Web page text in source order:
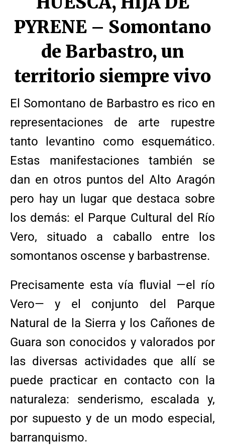
PYRENE – Somontano
de Barbastro, un
territorio siempre vivo
El Somontano de Barbastro es rico en
representaciones de arte rupestre
tanto levantino como esquemático.
Estas manifestaciones también se
dan en otros puntos del Alto Aragón
pero hay un lugar que destaca sobre
los demás: el Parque Cultural del Río
Vero, situado a caballo entre los
somontanos oscense y barbastrense.
Precisamente esta vía fluvial —el río
Vero— y el conjunto del Parque
Natural de la Sierra y los Cañones de
Guara son conocidos y valorados por
las diversas actividades que allí se
puede practicar en contacto con la
naturaleza: senderismo, escalada y,
por supuesto y de un modo especial,
barranquismo.